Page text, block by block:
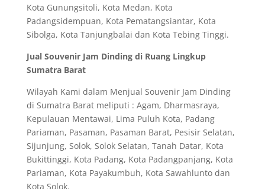
Kota Gunungsitoli, Kota Medan, Kota
Padangsidempuan, Kota Pematangsiantar, Kota
Sibolga, Kota Tanjungbalai dan Kota Tebing Tinggi.
Jual Souvenir Jam Dinding di Ruang Lingkup
Sumatra Barat
Wilayah Kami dalam Menjual Souvenir Jam Dinding
di Sumatra Barat meliputi : Agam, Dharmasraya,
Kepulauan Mentawai, Lima Puluh Kota, Padang
Pariaman, Pasaman, Pasaman Barat, Pesisir Selatan,
Sijunjung, Solok, Solok Selatan, Tanah Datar, Kota
Bukittinggi, Kota Padang, Kota Padangpanjang, Kota
Pariaman, Kota Payakumbuh, Kota Sawahlunto dan
Kota Solok.